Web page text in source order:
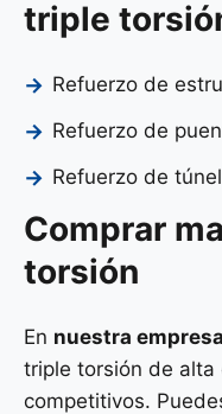
triple
Refuerzo de
Refuerzo de
Refuerzo de
Comprar
torsión
En nuestra empresa
triple torsión de alta
competitivos.